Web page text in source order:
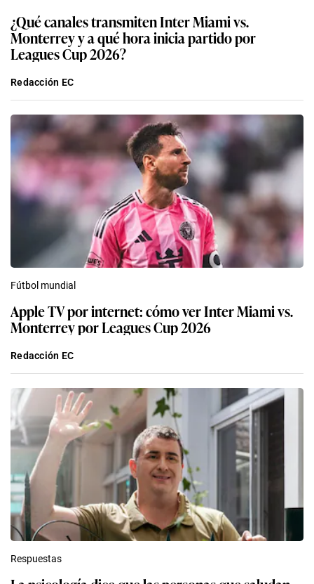
¿Qué canales transmiten Inter Miami vs.
Monterrey y a qué hora inicia partido por
Leagues Cup 2026?
Redacción EC
Fútbol mundial
Apple TV por internet: cómo ver Inter Miami vs.
Monterrey por Leagues Cup 2026
Redacción EC
Respuestas